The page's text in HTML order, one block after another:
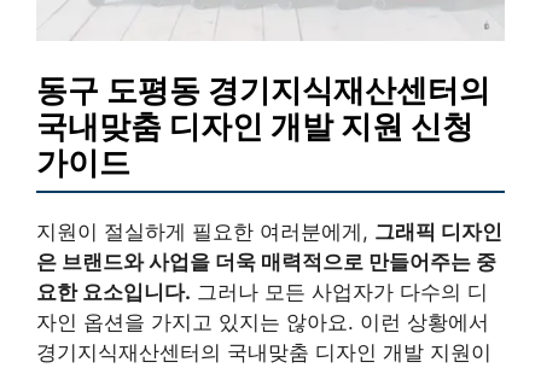
동구 도평동 경기지식재산센터의
국내맞춤 디자인 개발 지원 신청
가이드
지원이 절실하게 필요한 여러분에게, 그래픽 디자인
은 브랜드와 사업을 더욱 매력적으로 만들어주는 중
요한 요소입니다. 그러나 모든 사업자가 다수의 디
자인 옵션을 가지고 있지는 않아요. 이런 상황에서
경기지식재산센터의 국내맞춤 디자인 개발 지원이